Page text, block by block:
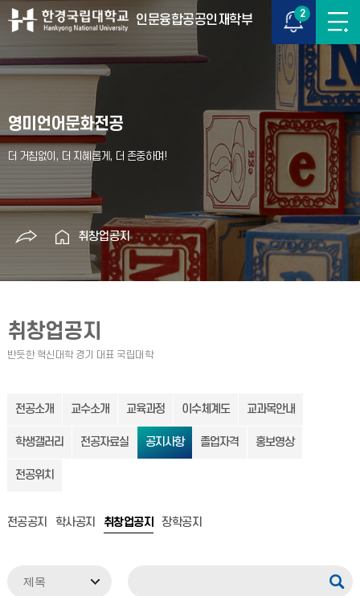
인문융합공공인재학부 2
영미언어문화전공
취창업공지
취창업공지
전공소개 교수소개 교육과정 이수체계도 교과목안내
학생갤러리 전공자료실 공지사항 졸업자격 홍보영상
전공위치
전공공지 학사공지 취창업공지 장학공지